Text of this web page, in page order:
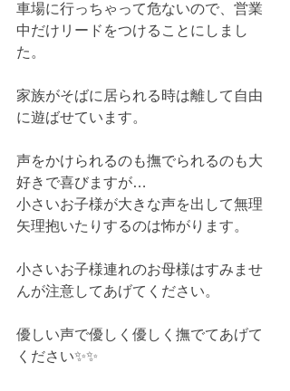
車場に行っちゃって危ないので、営業
中だけリードをつけることにしまし
た。
家族がそばに居られる時は離して自由
に遊ばせています。
声をかけられるのも撫でられるのも大
好きで喜びますが…
小さいお子様が大きな声を出して無理
矢理抱いたりするのは怖がります。
小さいお子様連れのお母様はすみませ
んが注意してあげてください。
優しい声で優しく優しく撫でてあげて
ください✨✨